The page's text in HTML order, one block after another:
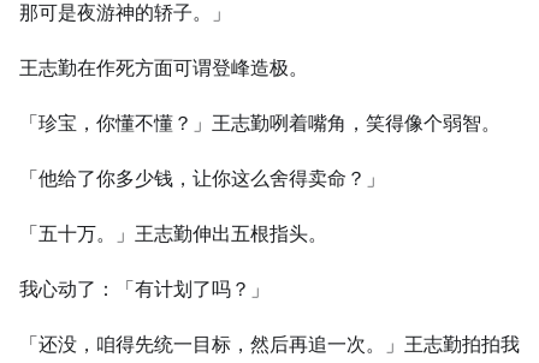
那可是夜游神的轿子。」
王志勤在作死方面可谓登峰造极。
「珍宝，你懂不懂？」王志勤咧着嘴角，笑得像个弱智。
「他给了你多少钱，让你这么舍得卖命？」
「五十万。」王志勤伸出五根指头。
我心动了：「有计划了吗？」
「还没，咱得先统一目标，然后再追一次。」王志勤拍拍我